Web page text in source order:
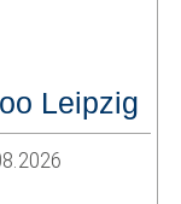
Leipzig